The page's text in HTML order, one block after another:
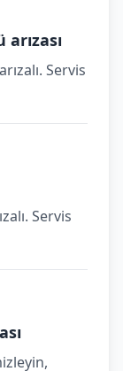
Servis
Servis